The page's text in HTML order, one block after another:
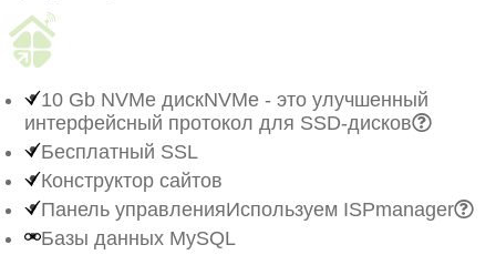
10 Gb NVMe дискNVMe - это улучшенный
интерфейсный протокол для SSD-дисков
Бесплатный SSL
Конструктор сайтов
Панель управленияИспользуем ISPmanager
Базы данных MySQL